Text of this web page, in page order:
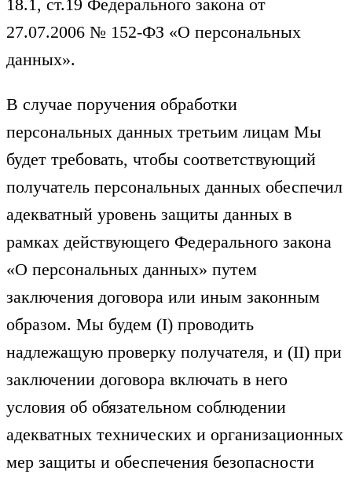
18.1, ст.19 Федерального закона от
27.07.2006 № 152-ФЗ «О персональных
данных».
В случае поручения обработки
персональных данных третьим лицам Мы
будет требовать, чтобы соответствующий
получатель персональных данных обеспечил
адекватный уровень защиты данных в
рамках действующего Федерального закона
«О персональных данных» путем
заключения договора или иным законным
образом. Мы будем (I) проводить
надлежащую проверку получателя, и (II) при
заключении договора включать в него
условия об обязательном соблюдении
адекватных технических и организационных
мер защиты и обеспечения безопасности